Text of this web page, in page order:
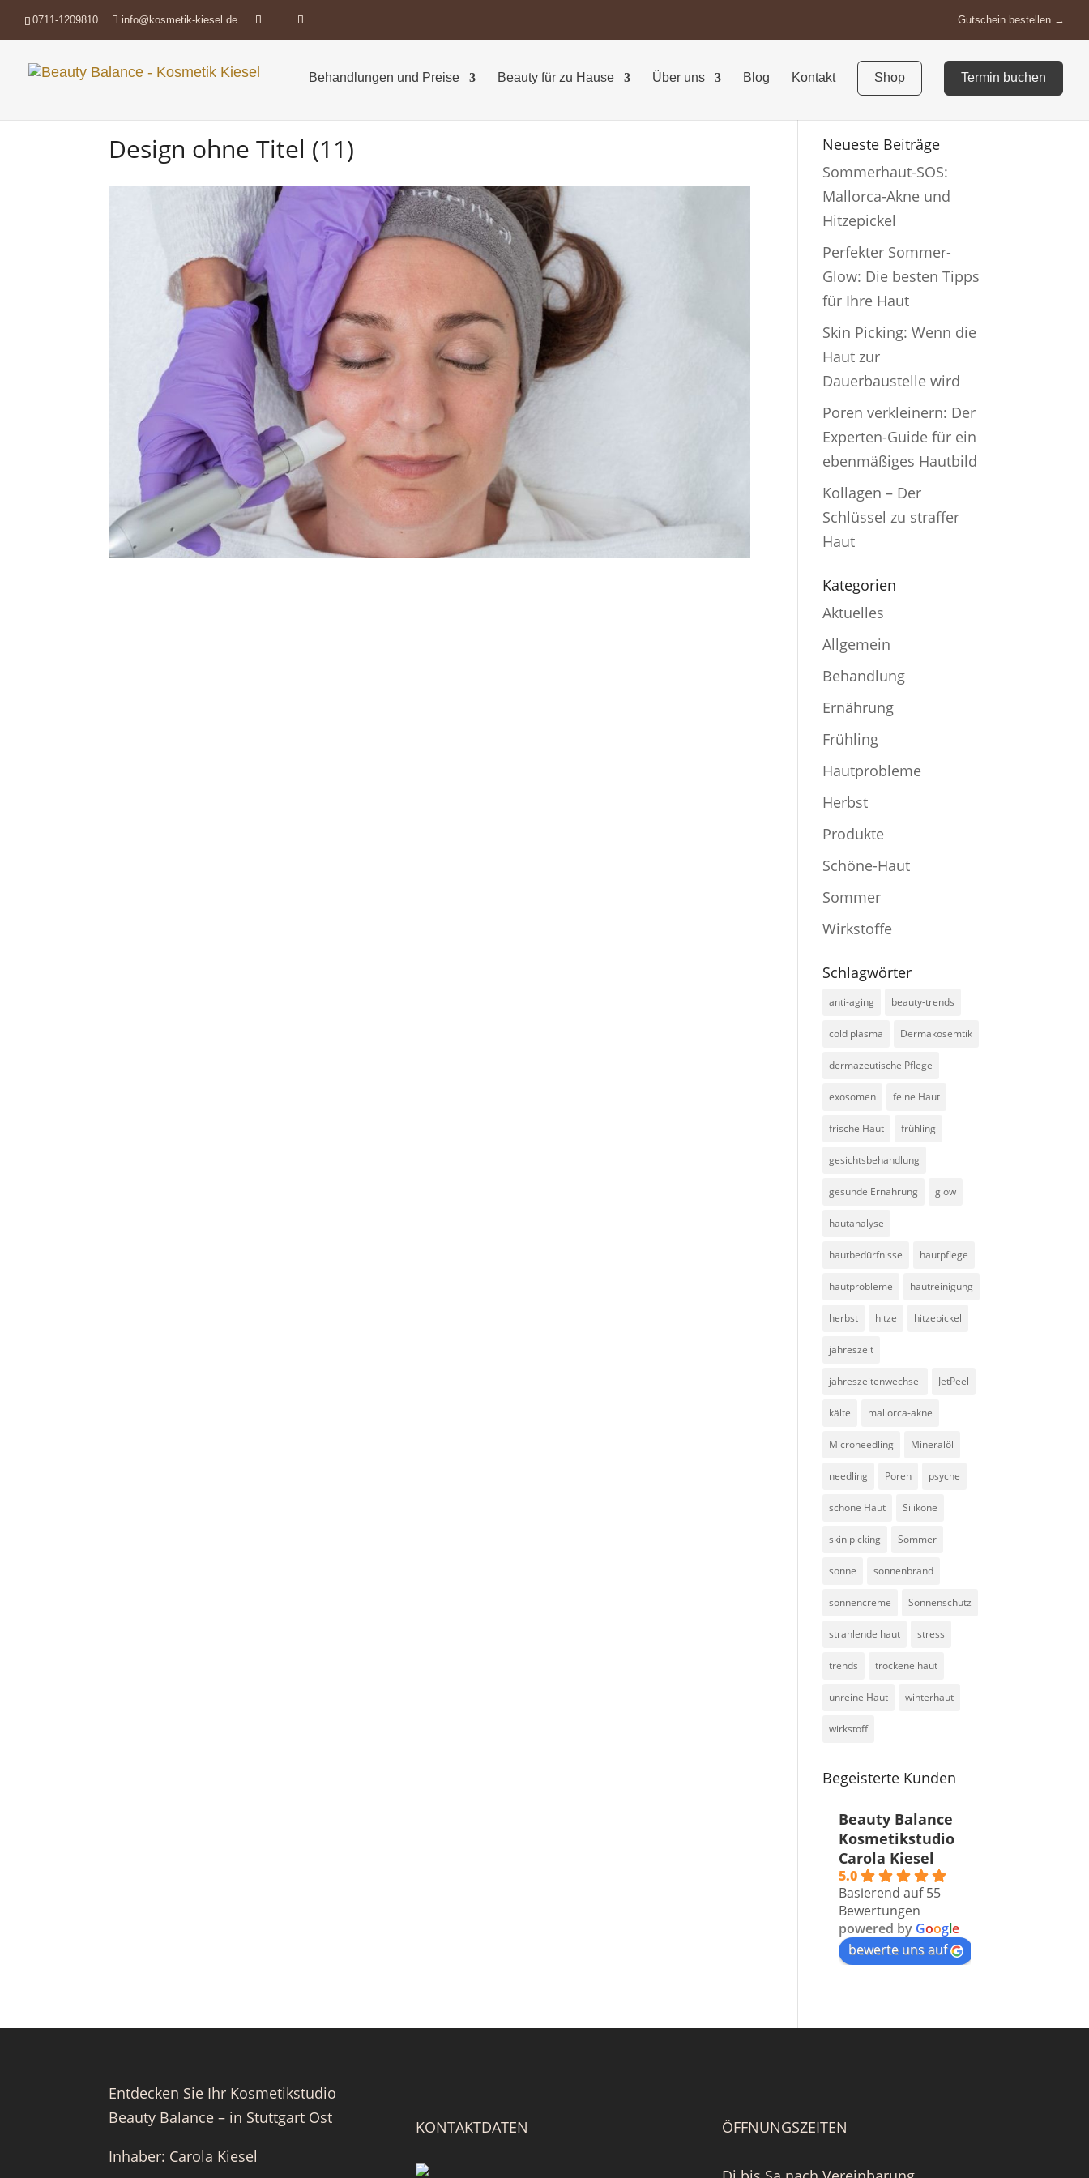
0711-1209810 info@kosmetik-kiesel.de Gutschein bestellen
Behandlungen und Preise Beauty für zu Hause Über uns Blog Kontakt Shop Termin buchen
Design ohne Titel (11)
Neueste Beiträge
Sommerhaut-SOS:
Mallorca-Akne und
Hitzepickel
Perfekter Sommer-
Glow: Die besten Tipps
für Ihre Haut
Skin Picking: Wenn die
Haut zur
Dauerbaustelle wird
Poren verkleinern: Der
Experten-Guide für ein
ebenmäßiges Hautbild
Kollagen – Der
Schlüssel zu straffer
Haut
Kategorien
Aktuelles
Allgemein
Behandlung
Ernährung
Frühling
Hautprobleme
Herbst
Produkte
Schöne-Haut
Sommer
Wirkstoffe
Schlagwörter
anti-aging beauty-trends
cold plasma Dermakosemtik
dermazeutische Pflege
exosomen feine Haut
frische Haut frühling
gesichtsbehandlung
gesunde Ernährung glow
hautanalyse
hautbedürfnisse hautpflege
hautprobleme hautreinigung
herbst hitze hitzepickel
jahreszeit
jahreszeitenwechsel JetPeel
kälte mallorca-akne
Microneedling Mineralöl
needling Poren psyche
schöne Haut Silikone
skin picking Sommer
sonne sonnenbrand
sonnencreme Sonnenschutz
strahlende haut stress
trends trockene haut
unreine Haut winterhaut
wirkstoff
Begeisterte Kunden
Beauty Balance
Kosmetikstudio
Carola Kiesel
5.0
Basierend auf 55
Bewertungen
powered by Google
bewerte uns auf
Entdecken Sie Ihr Kosmetikstudio
Beauty Balance – in Stuttgart Ost
Inhaber: Carola Kiesel
KONTAKTDATEN ÖFFNUNGSZEITEN